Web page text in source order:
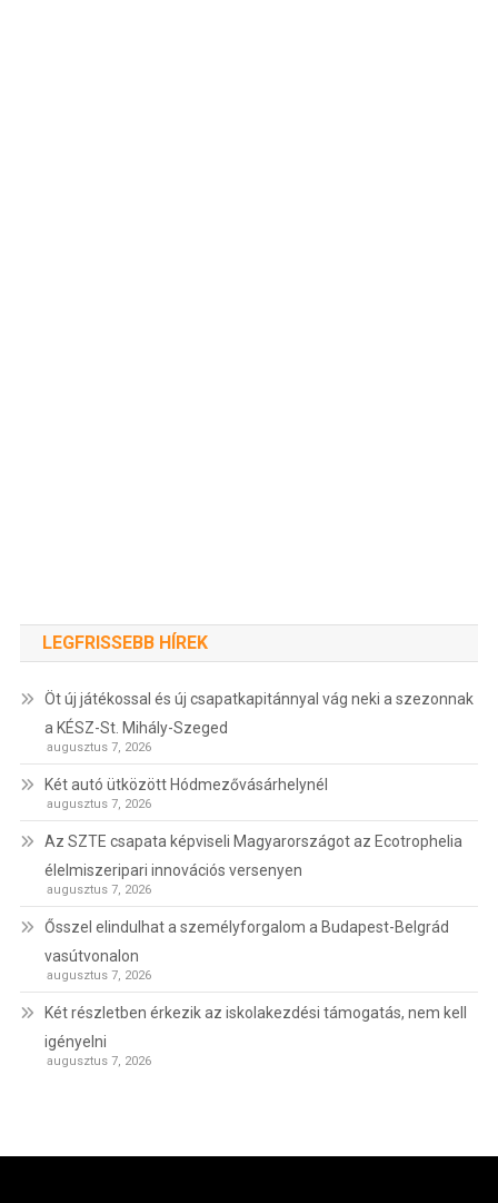
LEGFRISSEBB HÍREK
Öt új játékossal és új csapatkapitánnyal vág neki a szezonnak
a KÉSZ-St. Mihály-Szeged
augusztus 7, 2026
Két autó ütközött Hódmezővásárhelynél
augusztus 7, 2026
Az SZTE csapata képviseli Magyarországot az Ecotrophelia
élelmiszeripari innovációs versenyen
augusztus 7, 2026
Ősszel elindulhat a személyforgalom a Budapest-Belgrád
vasútvonalon
augusztus 7, 2026
Két részletben érkezik az iskolakezdési támogatás, nem kell
igényelni
augusztus 7, 2026